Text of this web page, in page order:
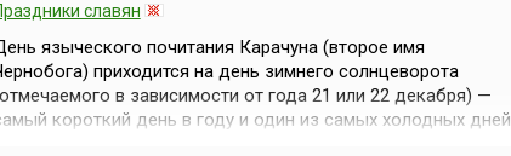
славян
языческого почитания Карачуна (второе имя
приходится на день зимнего солнцеворота
в зависимости от года 21 или 22 декабря) —
короткий день в году и один из самых холодных дней